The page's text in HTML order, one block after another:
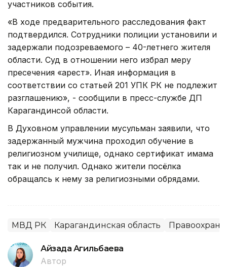
участников события.
«В ходе предварительного расследования факт
подтвердился. Сотрудники полиции установили и
задержали подозреваемого – 40-летнего жителя
области. Суд в отношении него избрал меру
пресечения «арест». Иная информация в
соответствии со статьей 201 УПК РК не подлежит
разглашению», - сообщили в пресс-службе ДП
Карагандинсой области.
В Духовном управлении мусульман заявили, что
задержанный мужчина проходил обучение в
религиозном училище, однако сертификат имама
так и не получил. Однако жители посёлка
обращалсь к нему за религиозными обрядами.
МВД РК Карагандинская область
Айзада Агильбаева
Автор